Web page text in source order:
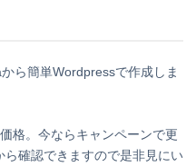
ら簡単Wordpressで作成しま
格。今ならキャンペーンで更
確認できますので是非見にい